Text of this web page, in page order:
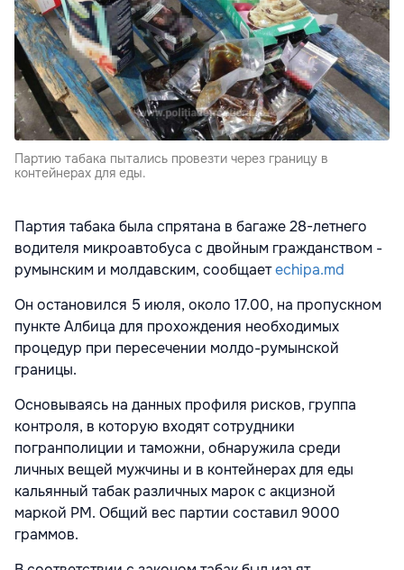
Партию табака пытались провезти через границу в
контейнерах для еды.
Партия табака была спрятана в багаже 28-летнего
водителя микроавтобуса с двойным гражданством -
румынским и молдавским, сообщаетechipa.md
Он остановился 5 июля, около 17.00, на пропускном
пункте Албица для прохождения необходимых
процедур при пересечении молдо-румынской
границы.
Основываясь на данных профиля рисков, группа
контроля, в которую входят сотрудники
погранполиции и таможни, обнаружила среди
личных вещей мужчины и в контейнерах для еды
кальянный табак различных марок с акцизной
маркой РМ. Общий вес партии составил 9000
граммов.